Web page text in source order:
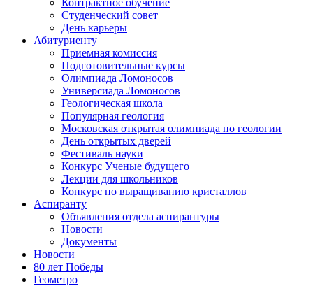
Контрактное обучение
Студенческий совет
День карьеры
Абитуриенту
Приемная комиссия
Подготовительные курсы
Олимпиада Ломоносов
Универсиада Ломоносов
Геологическая школа
Популярная геология
Московская открытая олимпиада по геологии
День открытых дверей
Фестиваль науки
Конкурс Ученые будущего
Лекции для школьников
Конкурс по выращиванию кристаллов
Аспиранту
Объявления отдела аспирантуры
Новости
Документы
Новости
80 лет Победы
Геометро